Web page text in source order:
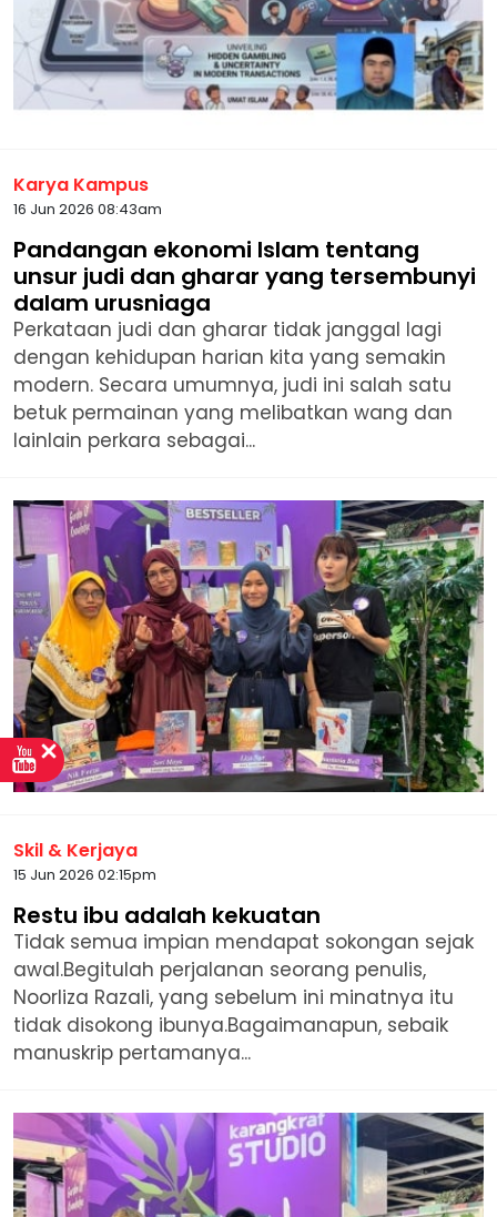
Karya Kampus
16 Jun 2026 08:43am
Pandangan ekonomi Islam tentang
unsur judi dan gharar yang tersembunyi
dalam urusniaga
Perkataan judi dan gharar tidak janggal lagi
dengan kehidupan harian kita yang semakin
modern. Secara umumnya, judi ini salah satu
betuk permainan yang melibatkan wang dan
lainlain perkara sebagai...
Skil & Kerjaya
15 Jun 2026 02:15pm
Restu ibu adalah kekuatan
Tidak semua impian mendapat sokongan sejak
awal.Begitulah perjalanan seorang penulis,
Noorliza Razali, yang sebelum ini minatnya itu
tidak disokong ibunya.Bagaimanapun, sebaik
manuskrip pertamanya...